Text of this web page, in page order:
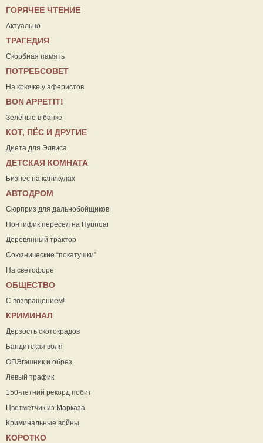
ГОРЯЧЕЕ ЧТЕНИЕ
Актуально
ТРАГЕДИЯ
Скорбная память
ПОТРЕБСОВЕТ
На крючке у аферистов
ВON APPETIT!
Зелёные в банке
КОТ, ПЁС И ДРУГИЕ
Диета для Элвиса
ДЕТСКАЯ КОМНАТА
Бизнес на каникулах
АВТОДРОМ
Сюрприз для дальнобойщиков
Понтифик пересел на Hyundai
Деревянный трактор
Союзнические “покатушки”
На светофоре
ОБЩЕСТВО
С возвращением!
КРИМИНАЛ
Дерзость скотокрадов
Бандитская воля
ОПЭгэшник и обрез
Левый трафик
150-летний рекорд побит
Цветметчик из Марказа
Криминальные войны
КОРОТКО